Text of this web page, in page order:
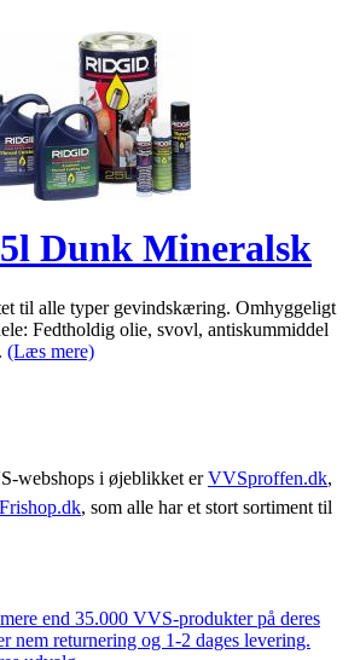
Dunk Mineralsk
til alle typer gevindskæring. Omhyggeligt
Fedtholdig olie, svovl, antiskummiddel
(Læs mere)
webshops i øjeblikket erVVSproffen.dk,
Frishop.dk, som alle har et stort sortiment til
end 35.000 VVS-produkter på deres
nem returnering og 1-2 dages levering.